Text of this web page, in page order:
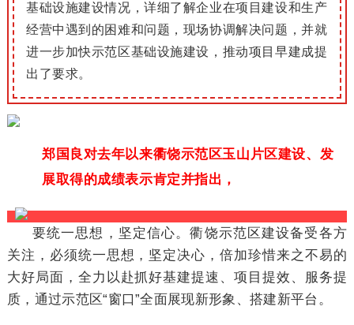
基础设施建设情况，详细了解企业在项目建设和生产
经营中遇到的困难和问题，现场协调解决问题，并就
进一步加快示范区基础设施建设，推动项目早建成提
出了要求。
郑国良对去年以来衢饶示范区玉山片区建设、发
展取得的成绩表示肯定并指出，
要统一思想，坚定信心。衢饶示范区建设备受各方
关注，必须统一思想，坚定决心，倍加珍惜来之不易的
大好局面，全力以赴抓好基建提速、项目提效、服务提
质，通过示范区“窗口”全面展现新形象、搭建新平台。